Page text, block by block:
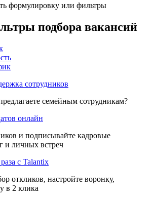
формулировку или фильтры
подбора вакансий
сотрудников
семейным сотрудникам?
онлайн
и подписывайте кадровые
и личных встреч
с Talantix
откликов, настройте воронку,
в 2 клика